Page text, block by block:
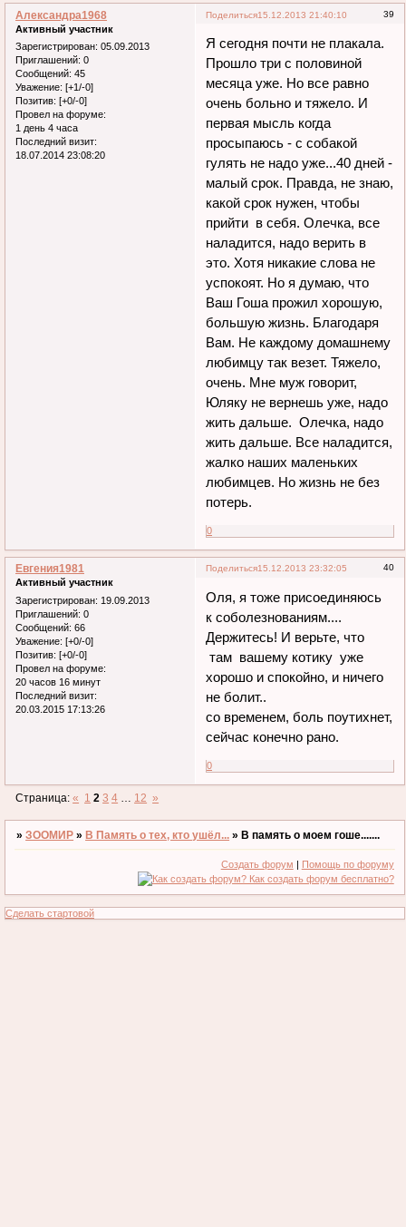
Поделиться 39
15.12.2013 21:40:10
Александра1968
Активный участник
Зарегистрирован: 05.09.2013
Приглашений: 0
Сообщений: 45
Уважение: [+1/-0]
Позитив: [+0/-0]
Провел на форуме:
1 день 4 часа
Последний визит:
18.07.2014 23:08:20
Я сегодня почти не плакала.
Прошло три с половиной
месяца уже. Но все равно
очень больно и тяжело. И
первая мысль когда
просыпаюсь - с собакой
гулять не надо уже...40 дней -
малый срок. Правда, не знаю,
какой срок нужен, чтобы
прийти в себя. Олечка, все
наладится, надо верить в
это. Хотя никакие слова не
успокоят. Но я думаю, что
Ваш Гоша прожил хорошую,
большую жизнь. Благодаря
Вам. Не каждому домашнему
любимцу так везет. Тяжело,
очень. Мне муж говорит,
Юляку не вернешь уже, надо
жить дальше. Олечка, надо
жить дальше. Все наладится,
жалко наших маленьких
любимцев. Но жизнь не без
потерь.
0
Поделиться 40
15.12.2013 23:32:05
Евгения1981
Активный участник
Зарегистрирован: 19.09.2013
Приглашений: 0
Сообщений: 66
Уважение: [+0/-0]
Позитив: [+0/-0]
Провел на форуме:
20 часов 16 минут
Последний визит:
20.03.2015 17:13:26
Оля, я тоже присоединяюсь
к соболезнованиям....
Держитесь! И верьте, что
там вашему котику уже
хорошо и спокойно, и ничего
не болит..
со временем, боль поутихнет,
сейчас конечно рано.
0
Страница:« 1 2 3 4 12 »
»ЗООМИР » В Память о тех, кто ушёл... » В память о моем гоше.......
Создать форум | Помощь по форуму
Сделать стартовой